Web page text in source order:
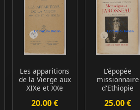
Les apparitions
de la Vierge aux
XIXe et XXe
20.00 €
L'épopée
missionnaire
d'Ethiopie
Jarosseau ...
25.00 €